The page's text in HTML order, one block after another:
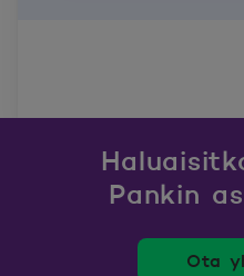
Pankin
Ota